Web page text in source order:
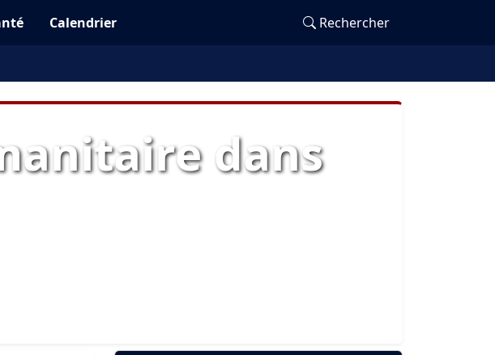
Calendrier Rechercher
dans